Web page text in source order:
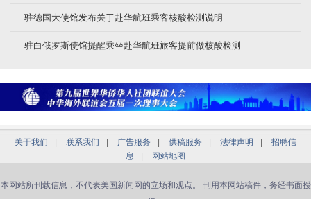
驻德国大使馆发布关于赴华航班乘客核酸检测说明
驻白俄罗斯使馆提醒乘坐赴华航班旅客提前做核酸检测
关于我们 | 联系我们 | 广告服务 | 供稿服务 | 法律声明 |
招聘信
息
| 网站地图
本网站所刊载信息，不代表美国新闻网的立场和观点。 刊用本网站稿件，务经书面授